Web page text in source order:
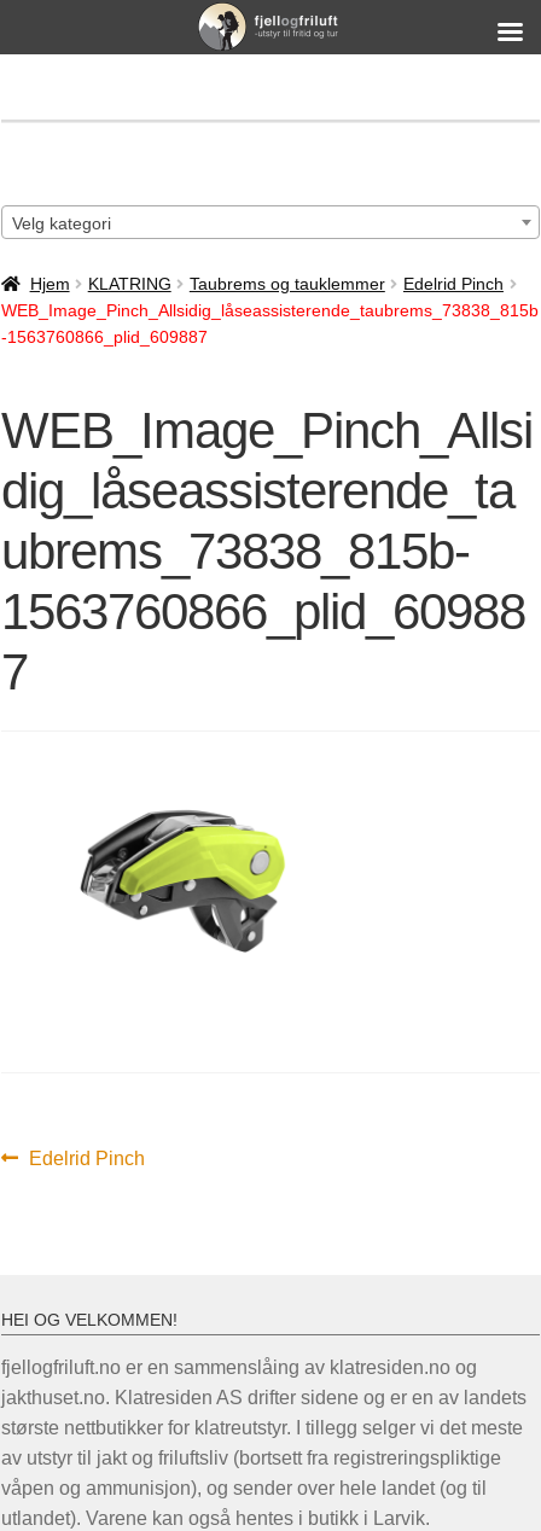
Velg kategori
Hjem KLATRING Taubrems og tauklemmer
Edelrid Pinch
WEB_Image_Pinch_Allsidig_låseassisterende_taubrems_73838_815b
-1563760866_plid_609887
WEB_Image_Pinch_Allsi
dig_låseassisterende_ta
ubrems_73838_815b-
1563760866_plid_60988
7
Innleggsnavigasjon
Forrige
Edelrid Pinch
HEI OG VELKOMMEN!
fjellogfriluft.no er en sammenslåing av klatresiden.no og
jakthuset.no. Klatresiden AS drifter sidene og er en av landets
største nettbutikker for klatreutstyr. I tillegg selger vi det meste
av utstyr til jakt og friluftsliv (bortsett fra registreringspliktige
våpen og ammunisjon), og sender over hele landet (og til
utlandet). Varene kan også hentes i butikk i Larvik.